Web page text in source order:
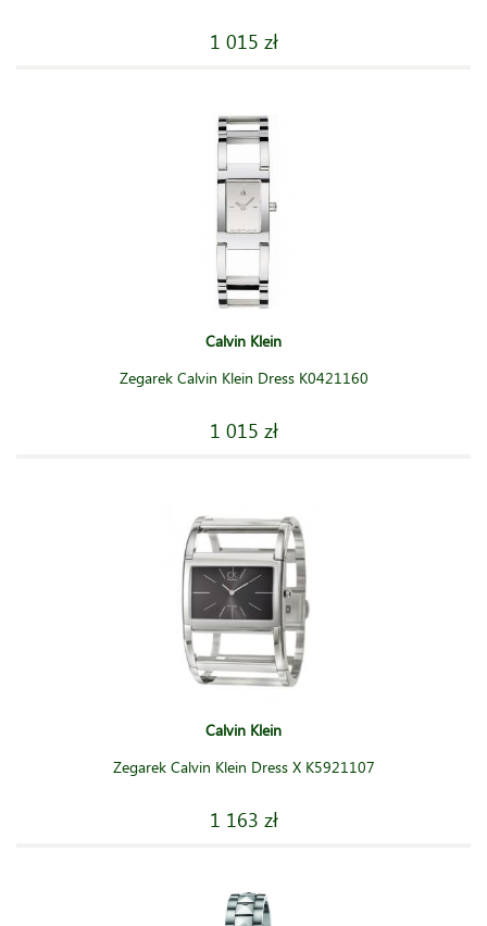
1 015 zł
Calvin Klein
Zegarek Calvin Klein Dress K0421160
1 015 zł
Calvin Klein
Zegarek Calvin Klein Dress X K5921107
1 163 zł